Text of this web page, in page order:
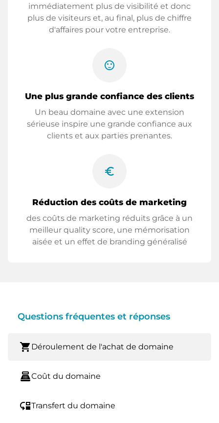
immédiatement plus de visibilité et donc
plus de visiteurs et, au final, plus de chiffre
d'affaires pour votre entreprise.
sentiment_satisfied
Une plus grande confiance des clients
Un beau domaine avec une extension
sérieuse inspire une grande confiance aux
clients et aux parties prenantes.
euro_symbol
Réduction des coûts de marketing
des coûts de marketing réduits grâce à un
meilleur quality score, une mémorisation
aisée et un effet de branding généralisé
Questions fréquentes et réponses
shopping_cart Déroulement de l'achat de domaine
point_of_saleCoût du domaine
move_downTransfert du domaine